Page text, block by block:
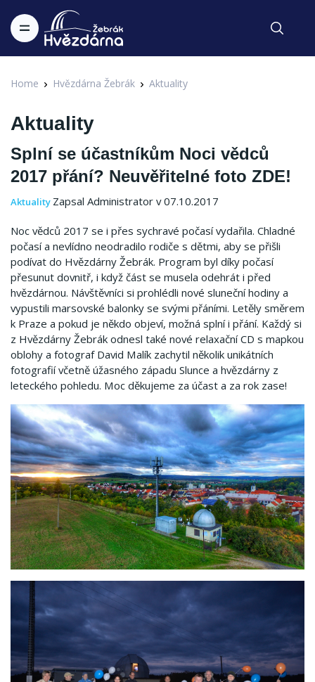
Home Hvězdárna Žebrák Aktuality
Aktuality
Splní se účastníkům Noci vědců
2017 přání? Neuvěřitelné foto ZDE!
Aktuality Zapsal Administrator v 07.10.2017
Noc vědců 2017 se i přes sychravé počasí vydařila. Chladné
počasí a nevlídno neodradilo rodiče s dětmi, aby se přišli
podívat do Hvězdárny Žebrák. Program byl díky počasí
přesunut dovnitř, i když část se musela odehrát i před
hvězdárnou. Návštěvníci si prohlédli nové sluneční hodiny a
vypustili marsovské balonky se svými přáními. Letěly směrem
k Praze a pokud je někdo objeví, možná splní i přání. Každý si
z Hvězdárny Žebrák odnesl také nové relaxační CD s mapkou
oblohy a fotograf David Malík zachytil několik unikátních
fotografií včetně úžasného západu Slunce a hvězdárny z
leteckého pohledu. Moc děkujeme za účast a za rok zase!